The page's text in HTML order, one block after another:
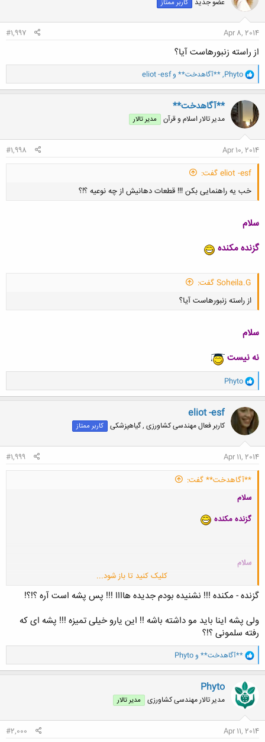
کاربر ممتاز
Apr 8, 2014
#1,997
از راسته زنبورهاست آيا؟
و
ا
ک
ن
ش
ه
ا
Phyto
,**آگاهدخت** وeliot -esf
**آگاهدخت**
مدیر تالار اسلام و قرآن مدیر تالار
Apr 10, 2014
#1,998
eliot -esf گفت:
خب یه راهنمایی بکن !!! قطعات دهانیش از چه نوعیه ؟!؟
سلام
گزنده مکنده
Soheila.G گفت:
از راسته زنبورهاست آيا؟
سلام
نه نیست
و
ا
ک
ن
ش
ه
ا
Phyto
eliot -esf
کاربر فعال مهندسی کشاورزی , گیاهپزشکی کاربر ممتاز
Apr 11, 2014
#1,999
**آگاهدخت** گفت:
سلام
گزنده مکنده
سلام
کلیک کنید تا باز شود...
گزنده - مکنده !!! نشنیده بودم جدیده هاااا !!! پس پشه است آره ؟!؟!
ولی پشه اینا باید مو داشته باشه !! این یارو خیلی تمیزه !!! پشه ای که
رفته سلمونی ؟!؟
و
ا
ک
ن
ش
ه
ا
**آگاهدخت** وPhyto
Phyto
مدیر تالار مهندسی كشاورزی مدیر تالار
Apr 11, 2014
#2,000